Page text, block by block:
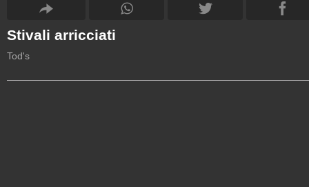
Stivali arricciati
Tod's